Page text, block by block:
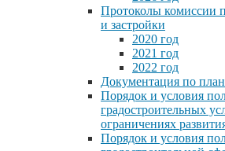
Протоколы комиссии
и застройки
2020 год
2021 год
2022 год
Документация по
Порядок и условия
градостроительных
ограничениях
Порядок и условия